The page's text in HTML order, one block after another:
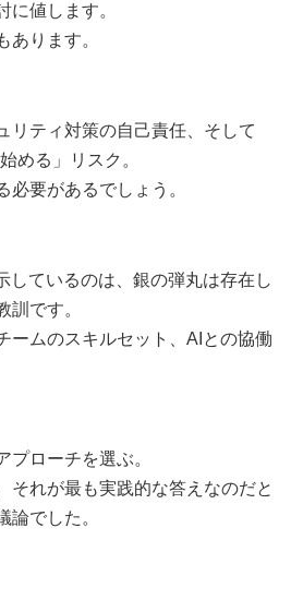
に値します。
あります。
リティ対策の自己責任、そして
める」リスク。
必要があるでしょう。
しているのは、銀の弾丸は存在し
訓です。
ームのスキルセット、AIとの協働
プローチを選ぶ。
それが最も実践的な答えなのだと
論でした。